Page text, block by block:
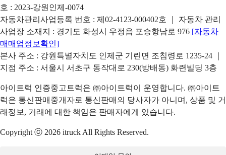
호 : 2023-강원인제-0074
자동차관리사업등록 번호 : 제02-4123-000402호 ｜ 자동차 관리
사업장 소재지 : 경기도 화성시 우정읍 포승항남로 976 [자동차
매매업정보확인]
본사 주소 : 강원특별자치도 인제군 기린면 조침령로 1235-24 ｜
지점 주소 : 서울시 서초구 동작대로 230(방배동) 화련빌딩 3층
아이트럭 인증중고트럭은 ㈜아이트럭이 운영합니다. ㈜아이트
럭은 통신판매중개자로 통신판매의 당사자가 아니며, 상품 및 거
래정보, 거래에 대한 책임은 판매자에게 있습니다.
Copyright ⓒ 2026 itruck All Rights Reserved.